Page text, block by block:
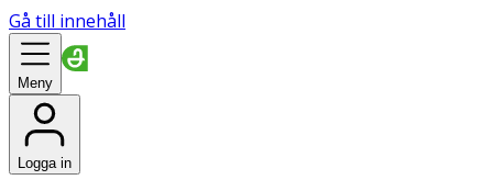
Gå till innehåll
Meny
Logga in